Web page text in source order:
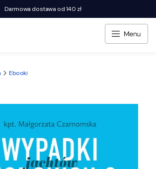
Darmowa dostawa od 140 zł
Ebooki